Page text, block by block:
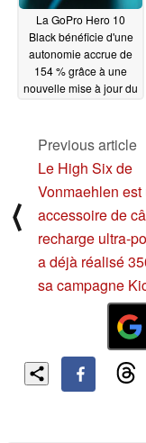
La GoPro Hero 10
Black bénéficie d'une
autonomie accrue de
154 % grâce à une
nouvelle mise à jour du
⟨
Previous article
Le High Six de
Vonmaehlen est
accessoire de
recharge ultra-
a déjà réalisé
sa campagne